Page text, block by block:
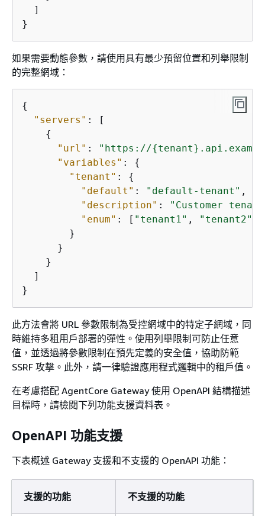
  ]
}
如果需要動態參數，請使用具有最少預留位置和列舉限制
的完整網域：
{
"servers" : [
{
"url" : "https://{
"variables" : {
"tenant" : {
"default" : "default-tenant" ,
"description" :
"Customer
"enum" : [ "tenant1" , "tenant2"
        }
      }
    }
  ]
}
此方法會將 URL 參數限制為受控網域中的特定子網域，同
時維持多租用戶部署的彈性。使用列舉限制可防止任意
值，並透過將參數限制在預先定義的安全值，協助防範
SSRF 攻擊。此外，請一律驗證應用程式邏輯中的租戶值。
在考慮搭配 AgentCore Gateway 使用 OpenAPI 結構描述
目標時，請檢閱下列功能支援資料表。
OpenAPI 功能支援
下表概述 Gateway 支援和不支援的 OpenAPI 功能：
支援的功能 不支援的功能